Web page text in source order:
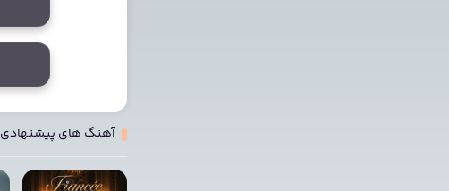
آهنگ های پیشنهادی